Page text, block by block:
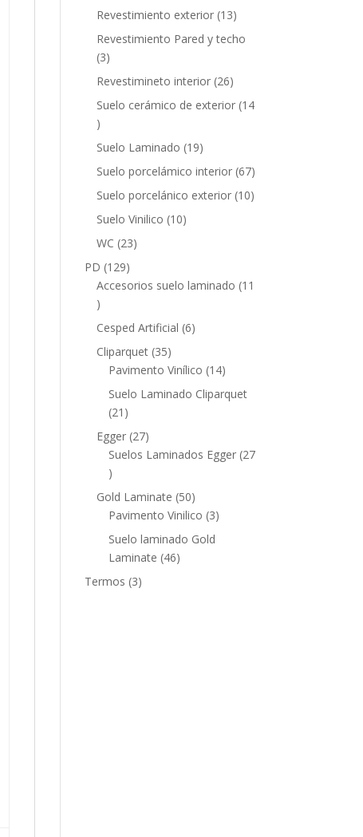
productos
Revestimiento exterior 1313
productos
Revestimiento Pared y techo
33
productos
Revestimineto interior 2626
productos
Suelo cerámico de exterior 14
14
productos
Suelo Laminado 1919
productos
Suelo porcelámico interior 6767
productos
Suelo porcelánico exterior 1010
Suelo Vinilico 1010
WC 2323
PD 129129
productos
Accesorios suelo laminado 11
11
productos
Cesped Artificial 66
Cliparquet 3535
productos
Pavimento Vinílico 1414
productos
Suelo Laminado Cliparquet
21 21
productos
Egger 2727
productos
Suelos Laminados Egger 27
27
productos
Gold Laminate 5050
productos
Pavimento Vinilico 33
productos
Suelo laminado Gold
Laminate 4646
Termos 33